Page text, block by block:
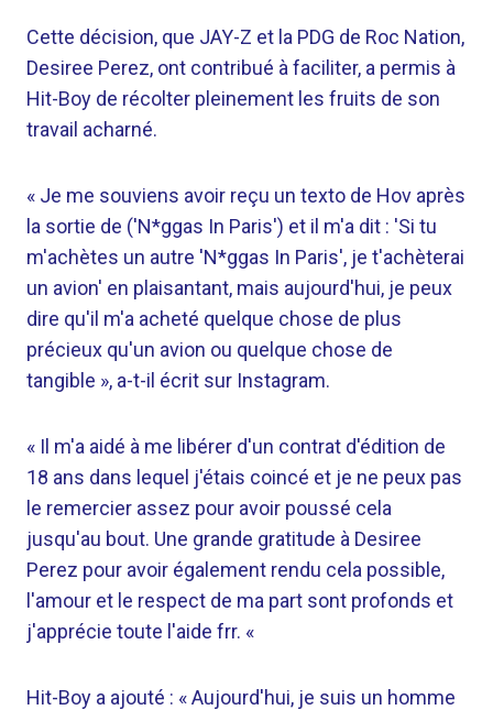
Cette décision, que JAY-Z et la PDG de Roc Nation,
Desiree Perez, ont contribué à faciliter, a permis à
Hit-Boy de récolter pleinement les fruits de son
travail acharné.
« Je me souviens avoir reçu un texto de Hov après
la sortie de ('N*ggas In Paris') et il m'a dit : 'Si tu
m'achètes un autre 'N*ggas In Paris', je t'achèterai
un avion' en plaisantant, mais aujourd'hui, je peux
dire qu'il m'a acheté quelque chose de plus
précieux qu'un avion ou quelque chose de
tangible », a-t-il écrit sur Instagram.
« Il m'a aidé à me libérer d'un contrat d'édition de
18 ans dans lequel j'étais coincé et je ne peux pas
le remercier assez pour avoir poussé cela
jusqu'au bout. Une grande gratitude à Desiree
Perez pour avoir également rendu cela possible,
l'amour et le respect de ma part sont profonds et
j'apprécie toute l'aide frr. «
Hit-Boy a ajouté : « Aujourd'hui, je suis un homme